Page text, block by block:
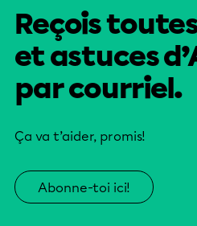
Reçois
et astuces
par courriel.
Ça va t’aider, promis!
Abonne-toi ici!